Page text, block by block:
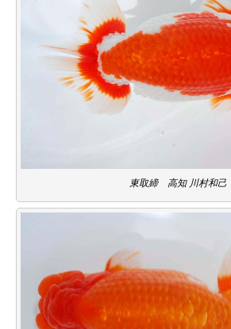
東取締 高知 川村和己